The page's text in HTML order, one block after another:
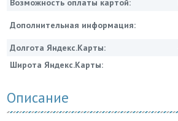
Возможность оплаты картой:
Дополнительная информация:
Долгота Яндекс.Карты:
Широта Яндекс.Карты:
Описание